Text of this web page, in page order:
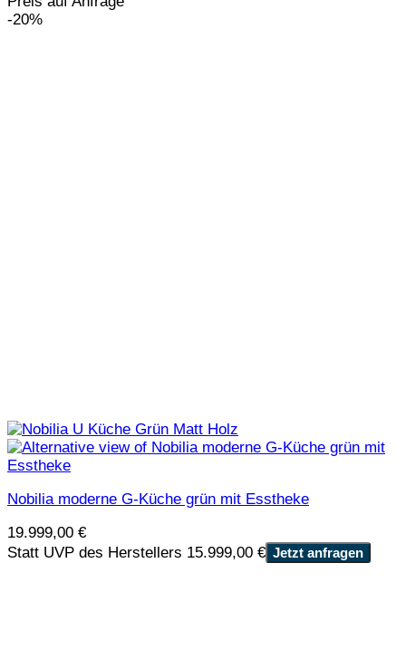
-20%
Nobilia moderne G-Küche grün mit Esstheke
19.999,00 €
Statt UVP des Herstellers 15.999,00 € Jetzt anfragen